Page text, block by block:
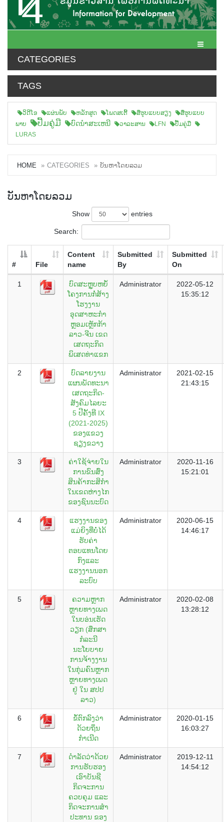
Toggle
CATEGORIES
TAGS
ວິດີໂອ ແຜ່ນພັບ ຫລັກສູດ ໂພດສເຕີ້ ສືຮູບແບບສຽງ
ສື່ຮູບແບບ
ພາບ
ປື້ມຄູ່ມື ບົດນຳສະເຫນີ ວາລະສານ LFN
ປື້ມຄູ່ມື
LURAS
HOME CATEGORIES ບັນຫາໂດຍລວມ
ບັນຫາໂດຍລວມ
Show entries
Search:
# File
Content
name
Submitted
By
Submitted
On
1
ບົດສະຫຼູບຫຍໍ້
ໂຄງການກໍ່ສ້າງ
ໂຮງງານ
ອຸດສາຫະກຳ
ຫຼອມເຫຼັກກ້າ
ລາວ-ຈີນ ເຂດ
ເສດຖະກິດ
ພິເສດທ່າແຂກ
Administrator
2022-05-12
15:35:12
2
ບົດລາຍງານ
ແຜນພັດທະນາ
ເສດຖະກິດ-
ສັງຄົມໄລຍະ
5 ປີຄັ້ງທີ IX
(2021-2025)
ຂອງແຂວງ
ຊຽງຂວາງ
Administrator
2021-02-15
21:43:15
3
ຄ່າໃຊ້ຈ່າຍໃນ
ການຂົນສົ່ງ
ສິນຄ້າກະສິກຳ
ໃນເຂດຫ່າງໄກ
ຂອງຊົນນະບົດ
Administrator
2020-11-16
15:21:01
4
ແຮງງານຂອງ
ແມ່ຍິງທີ່ບໍ່ໄດ້
ຮັບຄ່າ
ຕອບແທນໂດຍ
ກົງແລະ
ແຮງງານນອກ
ລະບົບ
Administrator
2020-06-15
14:46:17
5
ຄວາມຫຼາກ
ຫຼາຍທາງເພດ
ໃນບອ່ນເຮັດ
ວຽກ (ສຶກສາ
ກໍລະນີ
ນະໂຍບາຍ
ການຈ້າງງານ
ໃນກຸ່ມຄົນຫຼາກ
ຫຼາຍທາງເພດ
ຢູ່ ໃນ ສປປ
ລາວ)
Administrator
2020-02-08
13:28:12
6
ຂໍ້ຕົກລົງວ່າ
ດ້ວຍຖິ່ນ
ກຳເນີດ
Administrator
2020-01-15
16:03:27
7
ດຳລັດວ່າດ້ວຍ
ການຮັບຮອງ
ເອົາບັນຊີ
ກິດຈະການ
ຄວບຄຸມ ແລະ
ກິດຈະການສຳ
ປະທານ ຂອງ
Administrator
2019-12-11
14:54:12